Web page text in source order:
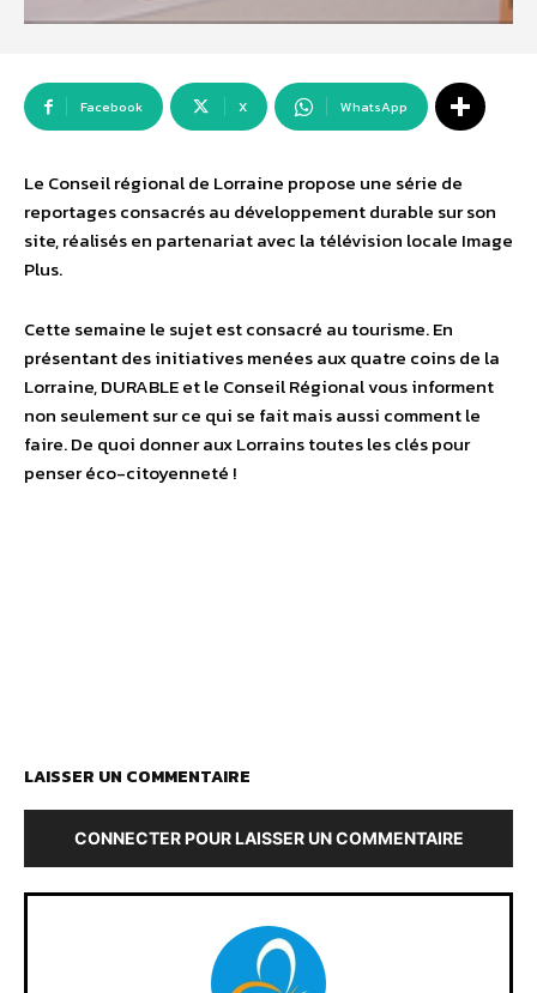
Facebook X WhatsApp
Le Conseil régional de Lorraine propose une série de
reportages consacrés au développement durable sur son
site, réalisés en partenariat avec la télévision locale Image
Plus.
Cette semaine le sujet est consacré au tourisme. En
présentant des initiatives menées aux quatre coins de la
Lorraine, DURABLE et le Conseil Régional vous informent
non seulement sur ce qui se fait mais aussi comment le
faire. De quoi donner aux Lorrains toutes les clés pour
penser éco-citoyenneté !
LAISSER UN COMMENTAIRE
CONNECTER POUR LAISSER UN COMMENTAIRE